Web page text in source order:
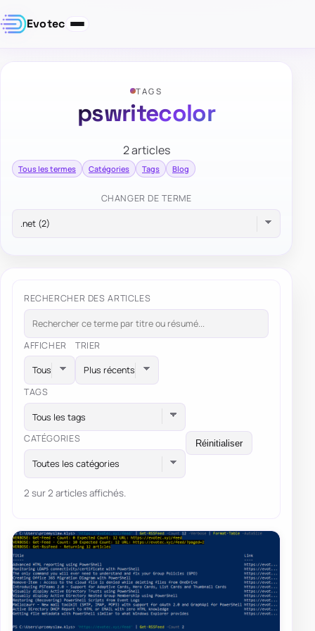
Evotec
TAGS
pswritecolor
2 articles
Tous les termes Catégories Tags Blog
CHANGER DE TERME
RECHERCHER DES ARTICLES
AFFICHER TRIER
TAGS
Tous les tags
CATÉGORIES
Toutes les catégories
Réinitialiser
2 sur 2 articles affichés.